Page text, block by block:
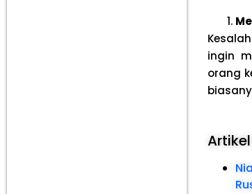
ingin
orang